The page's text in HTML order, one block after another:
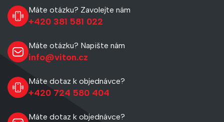
Máte otázku? Zavolejte nám
+420 381 581 022
Máte otázku? Napište nám
info@viton.cz
Máte dotaz k objednávce?
+420 724 580 404
Máte dotaz k objednávce?